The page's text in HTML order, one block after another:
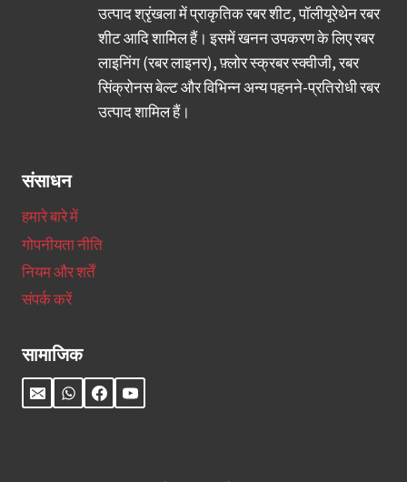
उत्पाद श्रृंखला में प्राकृतिक रबर शीट, पॉलीयूरेथेन रबर
शीट आदि शामिल हैं। इसमें खनन उपकरण के लिए रबर
लाइनिंग (रबर लाइनर), फ़्लोर स्क्रबर स्क्वीजी, रबर
सिंक्रोनस बेल्ट और विभिन्न अन्य पहनने-प्रतिरोधी रबर
उत्पाद शामिल हैं।
संसाधन
हमारे बारे में
गोपनीयता नीति
नियम और शर्तें
संपर्क करें
सामाजिक